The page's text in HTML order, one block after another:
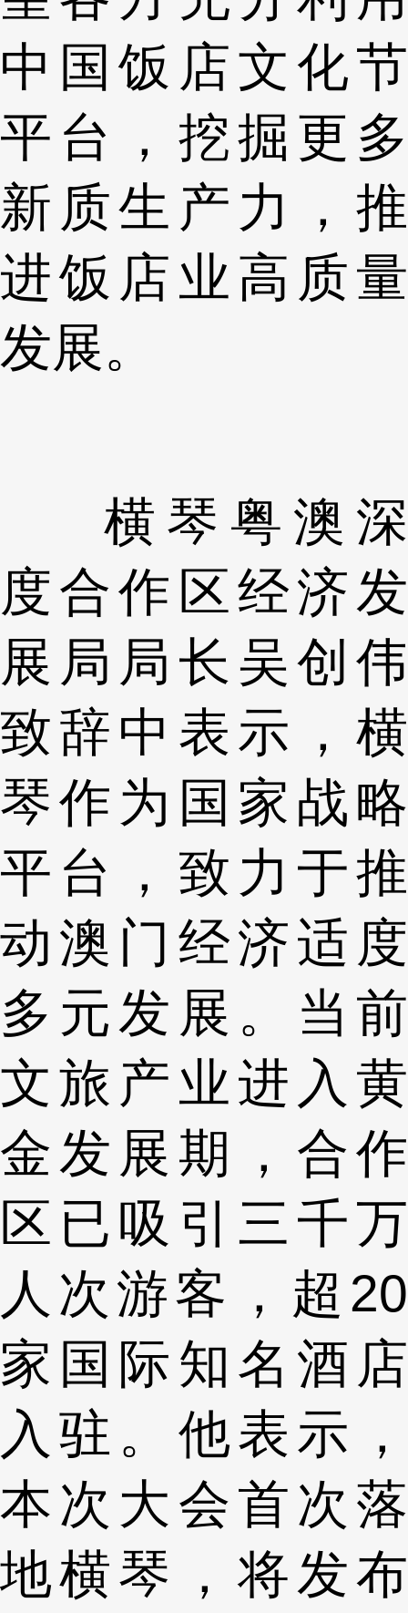
中国饭店文化节
平台，挖掘更多
新质生产力，推
进饭店业高质量
发展。
横琴粤澳深
度合作区经济发
展局局长吴创伟
致辞中表示，横
琴作为国家战略
平台，致力于推
动澳门经济适度
多元发展。当前
文旅产业进入黄
金发展期，合作
区已吸引三千万
人次游客，超20
家国际知名酒店
入驻。他表示，
本次大会首次落
地横琴，将发布